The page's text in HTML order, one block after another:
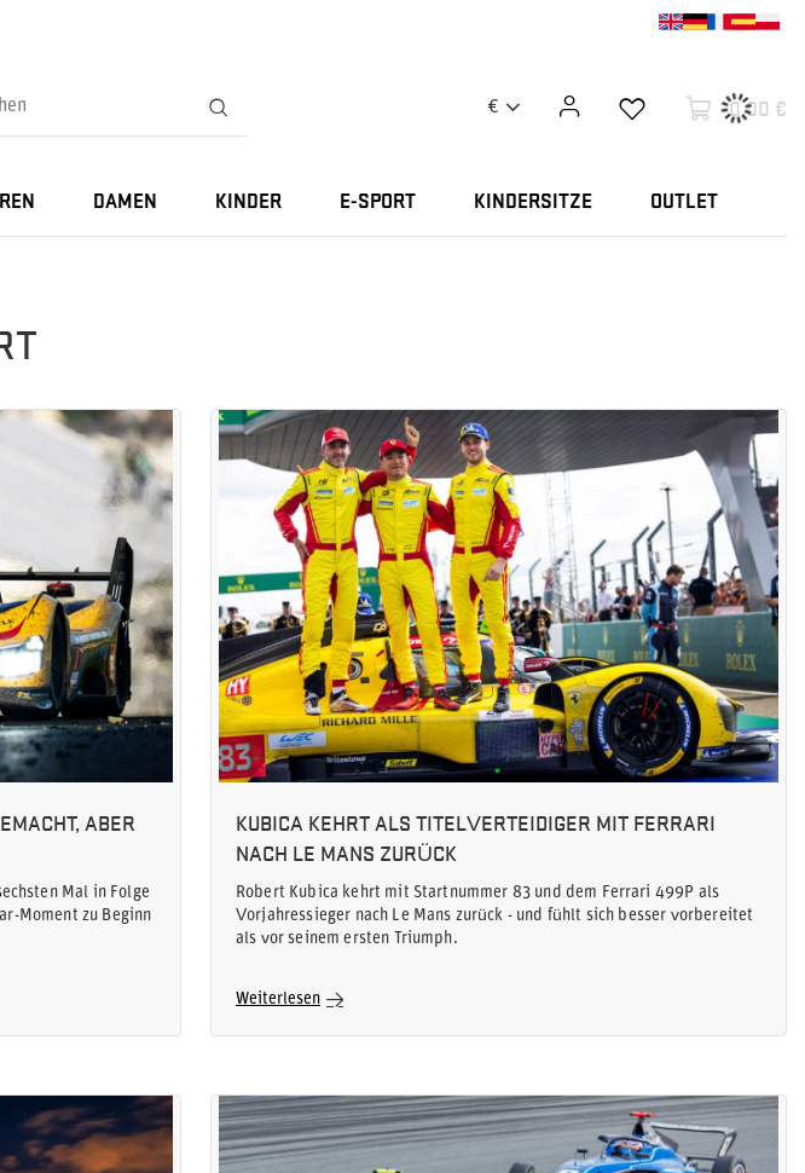
€ 0,00 €
DAMEN KINDER E-SPORT KINDERSITZE OUTLET
ABER
Mal in Folge
Moment zu Beginn
KUBICA KEHRT ALS TITELVERTEIDIGER MIT FERRARI
NACH LE MANS ZURÜCK
Robert Kubica kehrt mit Startnummer 83 und dem Ferrari 499P als
Vorjahressieger nach Le Mans zurück - und fühlt sich besser vorbereitet
als vor seinem ersten Triumph.
Weiterlesen